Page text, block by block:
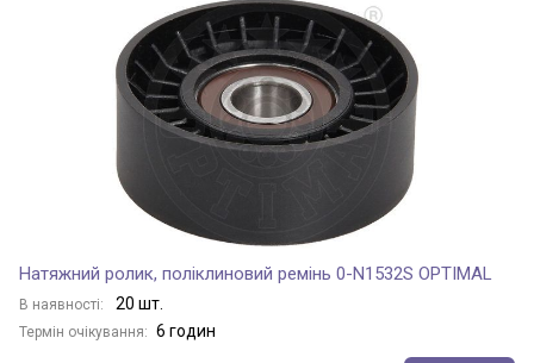
Натяжний ролик, поліклиновий ремінь 0-N1532S OPTIMAL
В наявності: 20 шт.
Термін очікування: 6 годин